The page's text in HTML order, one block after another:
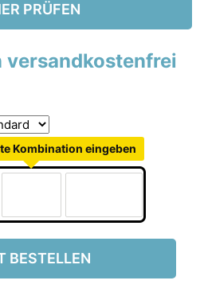
PRÜFEN
versandkostenfrei
Kombination eingeben
BESTELLEN